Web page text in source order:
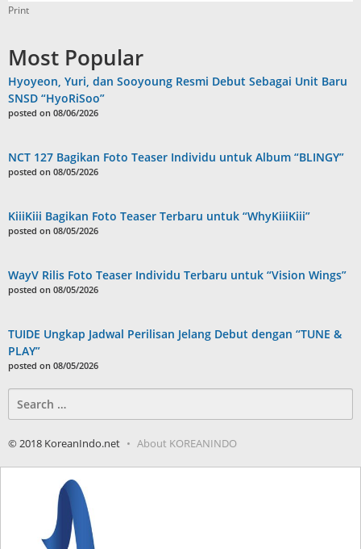
Print
Most Popular
Hyoyeon, Yuri, dan Sooyoung Resmi Debut Sebagai Unit Baru
SNSD “HyoRiSoo”
posted on 08/06/2026
NCT 127 Bagikan Foto Teaser Individu untuk Album “BLINGY”
posted on 08/05/2026
KiiiKiii Bagikan Foto Teaser Terbaru untuk “WhyKiiiKiii”
posted on 08/05/2026
WayV Rilis Foto Teaser Individu Terbaru untuk “Vision Wings”
posted on 08/05/2026
TUIDE Ungkap Jadwal Perilisan Jelang Debut dengan “TUNE &
PLAY”
posted on 08/05/2026
for:
© 2018 KoreanIndo.net About KOREANINDO